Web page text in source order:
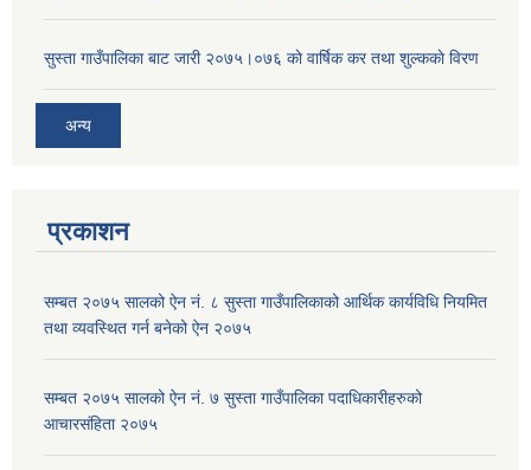
सुस्ता गाउँपालिका बाट जारी २०७५।०७६ काे वार्षिक कर तथा शुल्ककाे विरण
अन्य
प्रकाशन
सम्बत २०७५ सालको ऐन नं. ८ सुस्ता गाउँपालिकाको आर्थिक कार्यविधि नियमित
तथा व्यवस्थित गर्न बनेको ऐन २०७५
सम्बत २०७५ सालको ऐन नं. ७ सुस्ता गाउँपालिका पदाधिकारीहरुको
आचारसंहिता २०७५